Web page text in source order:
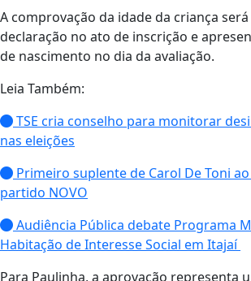
A comprovação da idade da criança
declaração no ato de inscrição e
de nascimento no dia da avaliação.
Leia Também:
TSE cria conselho para monitorar
nas eleições
Primeiro suplente de Carol De Toni
partido NOVO
Audiência Pública debate Programa
Habitação de Interesse Social em Itajaí
Para Paulinha, a aprovação representa